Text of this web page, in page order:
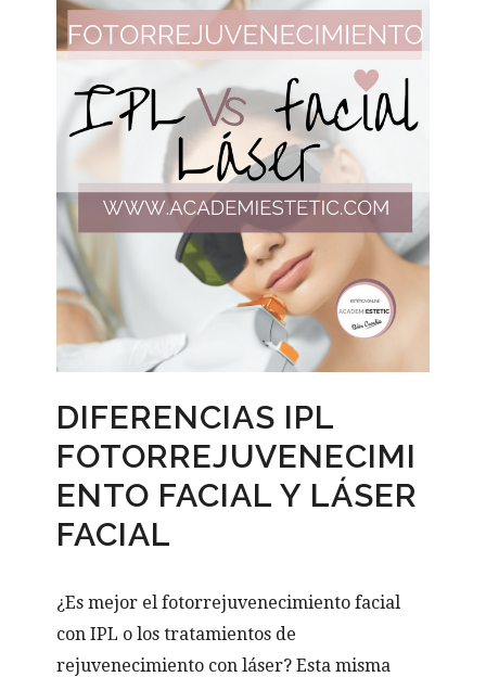
DIFERENCIAS IPL
FOTORREJUVENECIMI
ENTO FACIAL Y LÁSER
FACIAL
¿Es mejor el fotorrejuvenecimiento facial
con IPL o los tratamientos de
rejuvenecimiento con láser? Esta misma